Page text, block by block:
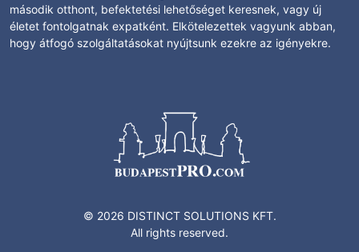
második otthont, befektetési lehetőséget keresnek, vagy új
életet fontolgatnak expatként. Elkötelezettek vagyunk abban,
hogy átfogó szolgáltatásokat nyújtsunk ezekre az igényekre.
© 2026 DISTINCT SOLUTIONS KFT.
All rights reserved.